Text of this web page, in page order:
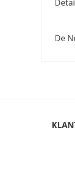
De